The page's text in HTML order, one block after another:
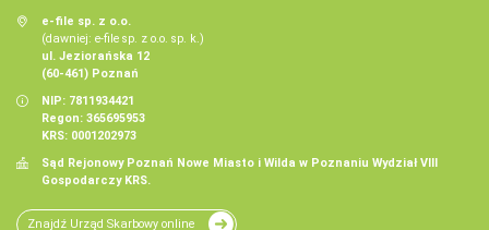
e-file sp. z o.o.
(dawniej: e-file sp. z o.o. sp. k.)
ul. Jeziorańska 12
(60-461) Poznań
NIP: 7811934421
Regon: 365695953
KRS: 0001202973
Sąd Rejonowy Poznań Nowe Miasto i Wilda w Poznaniu Wydział VIII
Gospodarczy KRS.
Znajdź Urząd Skarbowy online